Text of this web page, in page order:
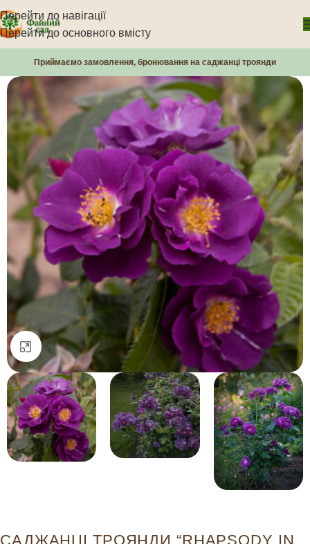
Перейти до навігації
Перейти до основного вмісту
Приймаємо замовлення, бронювання на саджанці троянди
Натисніть, щоб збільшити
САДЖАНЦІ ТРОЯНДИ “RHAPSODY IN